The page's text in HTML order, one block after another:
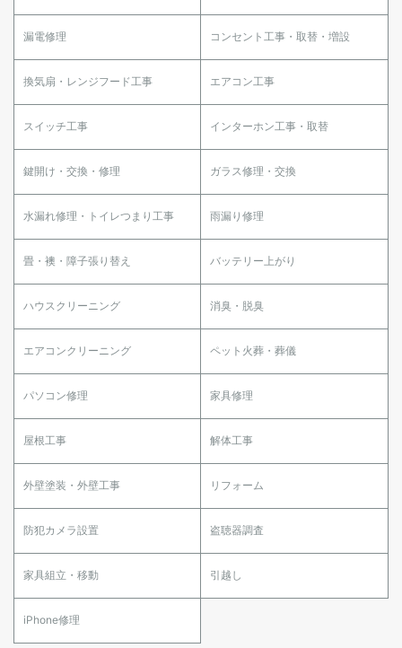
漏電修理 コンセント工事・取替・増設
換気扇・レンジフード工事 エアコン工事
スイッチ工事 インターホン工事・取替
鍵開け・交換・修理 ガラス修理・交換
水漏れ修理・トイレつまり工事 雨漏り修理
畳・襖・障子張り替え バッテリー上がり
ハウスクリーニング 消臭・脱臭
エアコンクリーニング ペット火葬・葬儀
パソコン修理 家具修理
屋根工事 解体工事
外壁塗装・外壁工事 リフォーム
防犯カメラ設置 盗聴器調査
家具組立・移動 引越し
iPhone修理